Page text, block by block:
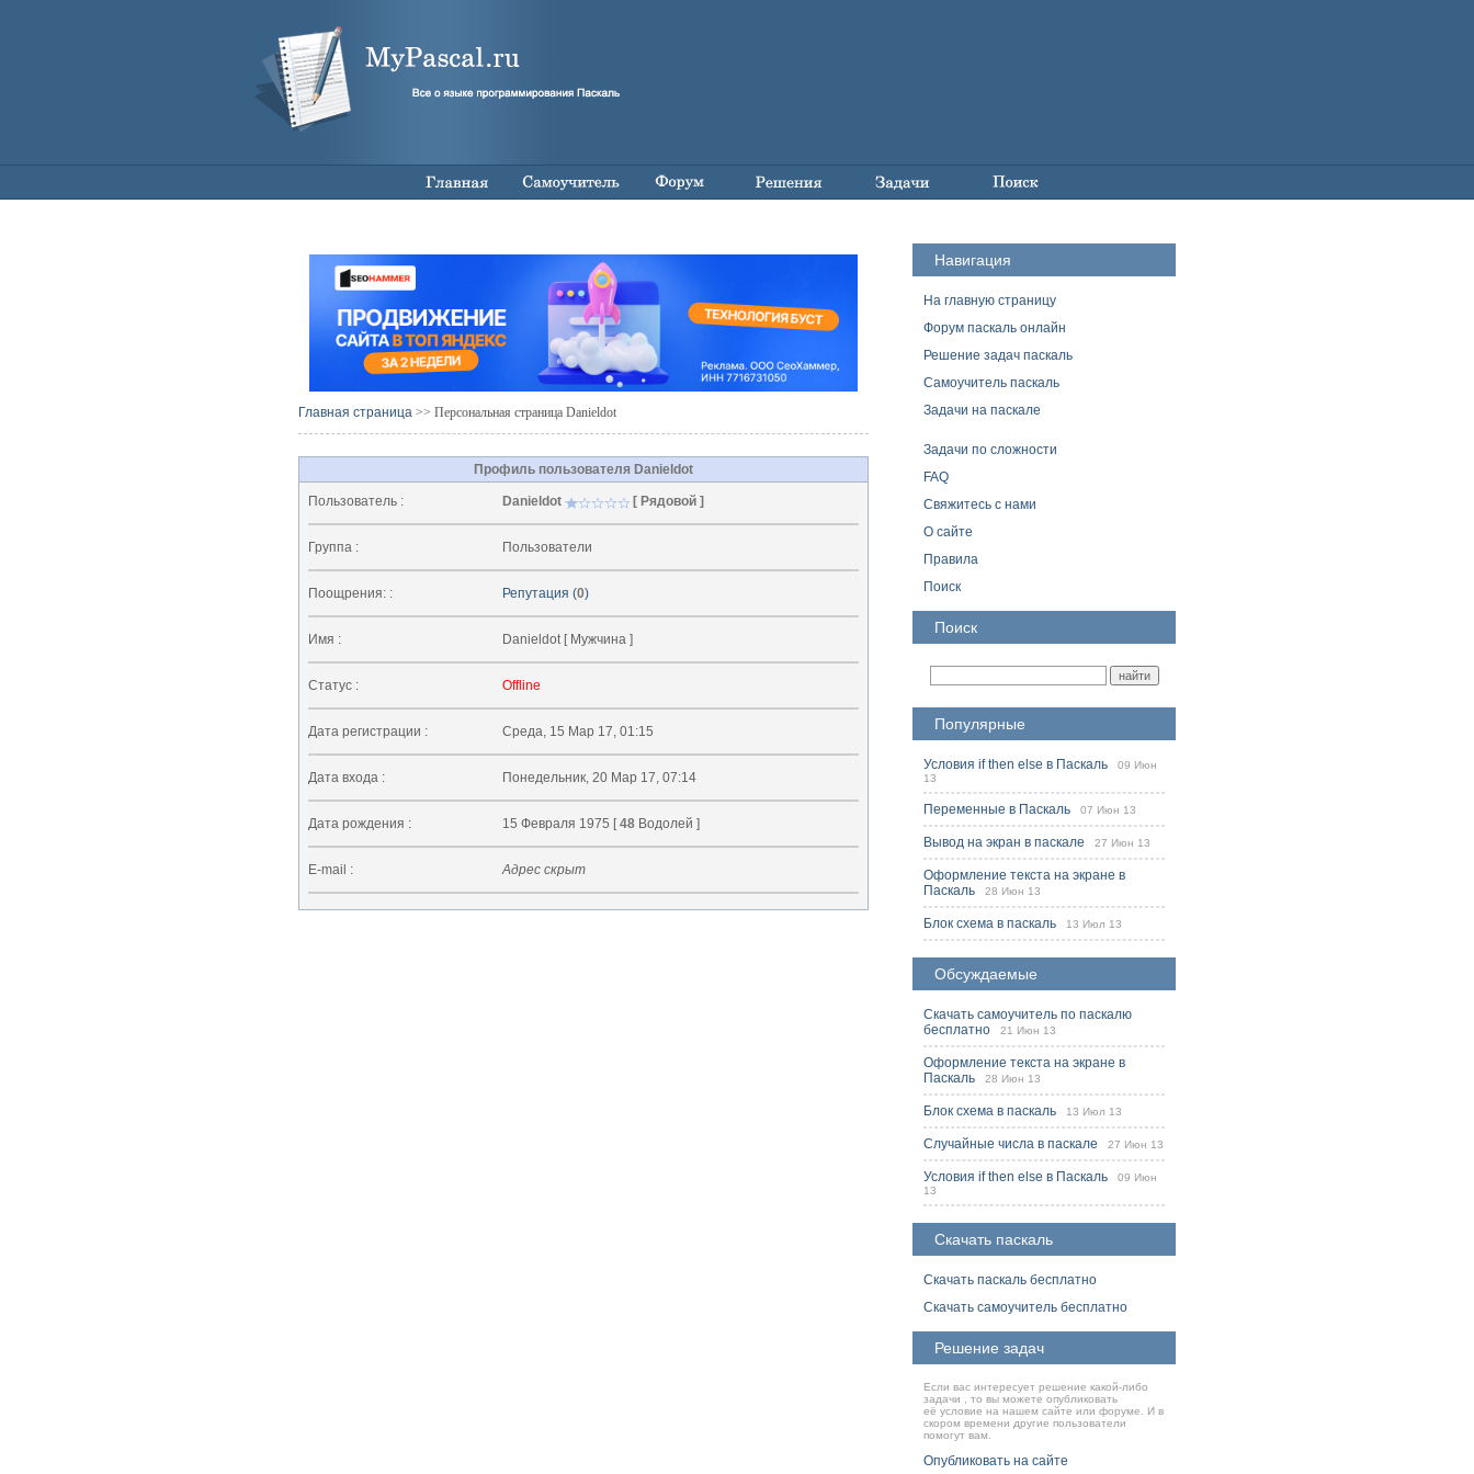
Главная страница >> Персональная страница Danieldot
Профиль пользователя Danieldot
Пользователь : Danieldot [ Рядовой ]
Группа : Пользователи
Поощрения: : Репутация (0)
Имя : Danieldot [ Мужчина ]
Статус : Offline
Дата регистрации : Среда, 15 Мар 17, 01:15
Дата входа : Понедельник, 20 Мар 17, 07:14
Дата рождения : 15 Февраля 1975 [48 Водолей ]
E-mail : Адрес скрыт
Навигация
На главную страницу
Форум паскаль онлайн
Решение задач паскаль
Самоучитель паскаль
Задачи на паскале
Задачи по сложности
FAQ
Свяжитесь с нами
О сайте
Правила
Поиск
Поиск
Популярные
Условия if then else в Паскаль 09 Июн
13
Переменные в Паскаль 07 Июн 13
Вывод на экран в паскале 27 Июн 13
Оформление текста на экране в
Паскаль 28 Июн 13
Блок схема в паскаль 13 Июл 13
Обсуждаемые
Скачать самоучитель по паскалю
бесплатно 21 Июн 13
Оформление текста на экране в
Паскаль 28 Июн 13
Блок схема в паскаль 13 Июл 13
Случайные числа в паскале 27 Июн 13
Условия if then else в Паскаль 09 Июн
13
Скачать паскаль
Скачать паскаль бесплатно
Скачать самоучитель бесплатно
Решение задач
Если вас интересует решение какой-либо
задачи , то вы можете опубликовать
её условие на нашем сайте или форуме. И в
скором времени другие пользователи
помогут вам.
Опубликовать на сайте